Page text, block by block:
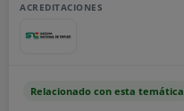
ACREDITACIONES
Relacionado con esta temática